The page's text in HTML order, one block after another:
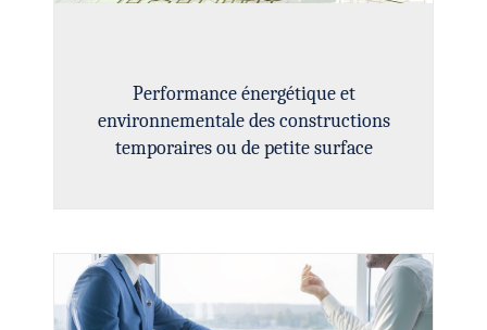
Performance énergétique et
environnementale des constructions
temporaires ou de petite surface
ACCEPTER